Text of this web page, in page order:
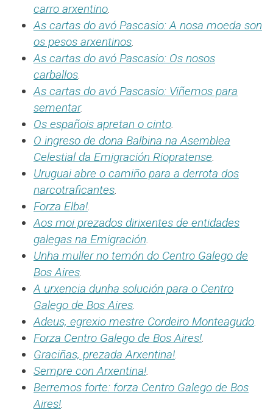
carro arxentino.
As cartas do avó Pascasio: A nosa moeda son
os pesos arxentinos.
As cartas do avó Pascasio: Os nosos
carballos.
As cartas do avó Pascasio: Viñemos para
sementar.
Os españois apretan o cinto.
O ingreso de dona Balbina na Asemblea
Celestial da Emigración Riopratense.
Uruguai abre o camiño para a derrota dos
narcotraficantes.
Forza Elba!.
Aos moi prezados dirixentes de entidades
galegas na Emigración.
Unha muller no temón do Centro Galego de
Bos Aires.
A urxencia dunha solución para o Centro
Galego de Bos Aires.
Adeus, egrexio mestre Cordeiro Monteagudo.
Forza Centro Galego de Bos Aires!.
Graciñas, prezada Arxentina!.
Sempre con Arxentina!.
Berremos forte: forza Centro Galego de Bos
Aires!.